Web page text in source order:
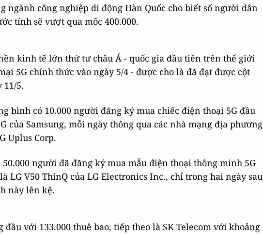
ngành công nghiệp di động Hàn Quốc cho biết số người dân
tính sẽ vượt qua mốc 400.000.
kinh tế lớn thứ tư châu Á - quốc gia đầu tiên trên thế giới
5G chính thức vào ngày 5/4 - được cho là đã đạt được cột
11/5.
bình có 10.000 người đăng ký mua chiếc điện thoại 5G đầu
của Samsung, mỗi ngày thông qua các nhà mạng địa phương
Uplus Corp.
người đã đăng ký mua mẫu điện thoại thông minh 5G
LG V50 ThinQ của LG Electronics Inc., chỉ trong hai ngày sau
này lên kệ.
với 133.000 thuê bao, tiếp theo là SK Telecom với khoảng